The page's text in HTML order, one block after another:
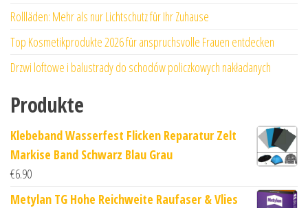
Rollläden: Mehr als nur Lichtschutz für Ihr Zuhause
Top Kosmetikprodukte 2026 für anspruchsvolle Frauen entdecken
Drzwi loftowe i balustrady do schodów policzkowych nakładanych
Produkte
Klebeband Wasserfest Flicken Reparatur Zelt
Markise Band Schwarz Blau Grau
€6.90
Metylan TG Hohe Reichweite Raufaser & Vlies